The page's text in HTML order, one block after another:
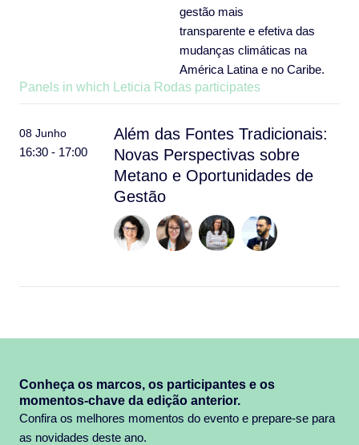
gestão mais
transparente e efetiva das
mudanças climáticas na
América Latina e no Caribe.
Panels in which Leticia Rodas participates
08 Junho
16:30 - 17:00
Além das Fontes Tradicionais:
Novas Perspectivas sobre
Metano e Oportunidades de
Gestão
Conheça os marcos, os participantes e os
momentos-chave da edição anterior.
Confira os melhores momentos do evento e prepare-se para
as novidades deste ano.